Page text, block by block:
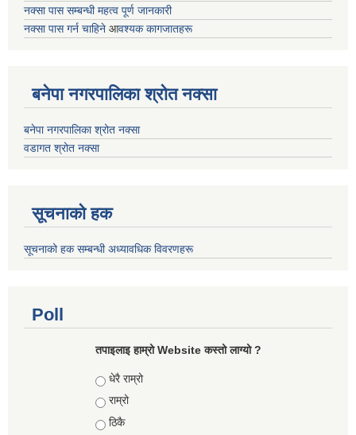
नक्सा पास सम्बन्धी महत्व पूर्ण जानकारी
नक्सा पास गर्न चाहिने आवश्यक कागजातहरू
बनेपा नगरपालिका श्रोत नक्सा
बनेपा नगरपालिका श्रोत नक्सा
वडागत श्रोत नक्सा
सूचनाको हक
सूचनाको हक सम्बन्धी अध्यावधिक विवरणहरू
Poll
तपाइलाइ हाम्रो Website कस्तो लाग्यो ?
Choices
धेरै राम्रो
राम्रो
ठिकै